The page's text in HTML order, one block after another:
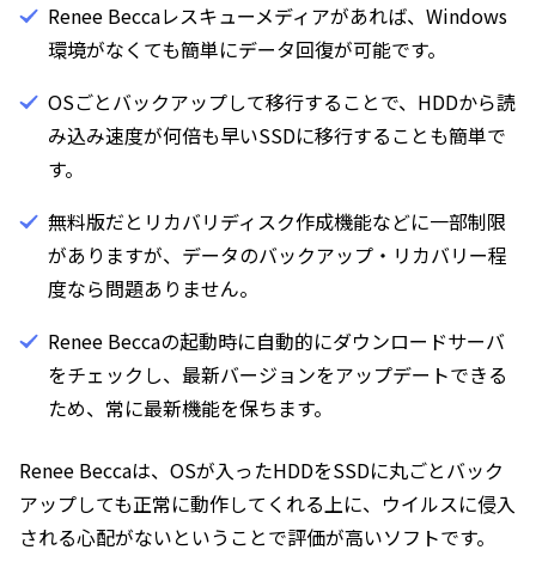
Renee Beccaレスキューメディアがあれば、Windows
環境がなくても簡単にデータ回復が可能です。
OSごとバックアップして移行することで、HDDから読
み込み速度が何倍も早いSSDに移行することも簡単で
す。
無料版だとリカバリディスク作成機能などに一部制限
がありますが、データのバックアップ・リカバリー程
度なら問題ありません。
Renee Beccaの起動時に自動的にダウンロードサーバ
をチェックし、最新バージョンをアップデートできる
ため、常に最新機能を保ちます。
Renee Beccaは、OSが入ったHDDをSSDに丸ごとバック
アップしても正常に動作してくれる上に、ウイルスに侵入
される心配がないということで評価が高いソフトです。